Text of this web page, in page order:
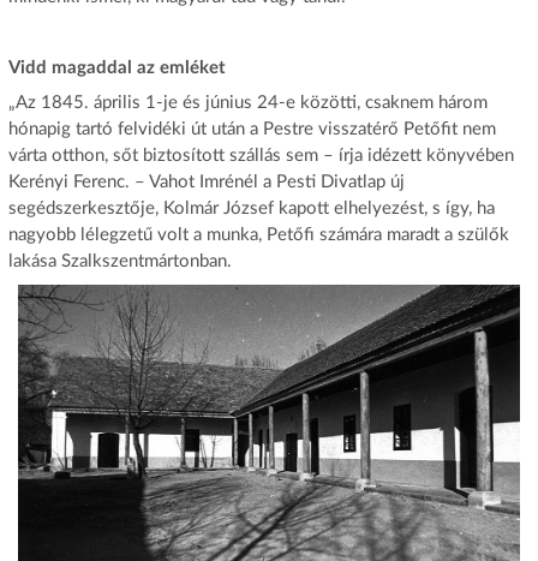
Vidd magaddal az emléket
„Az 1845. április 1-je és június 24-e közötti, csaknem három
hónapig tartó felvidéki út után a Pestre visszatérő Petőfit nem
várta otthon, sőt biztosított szállás sem – írja idézett könyvében
Kerényi Ferenc. – Vahot Imrénél a Pesti Divatlap új
segédszerkesztője, Kolmár József kapott elhelyezést, s így, ha
nagyobb lélegzetű volt a munka, Petőfi számára maradt a szülők
lakása Szalkszentmártonban.